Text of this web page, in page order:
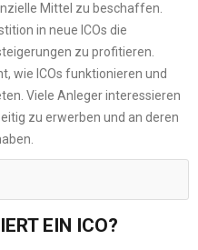
Mittel zu beschaffen.
in neue ICOs die
zu profitieren.
wie ICOs funktionieren und
Viele Anleger interessieren
zu erwerben und an deren
EIN ICO?